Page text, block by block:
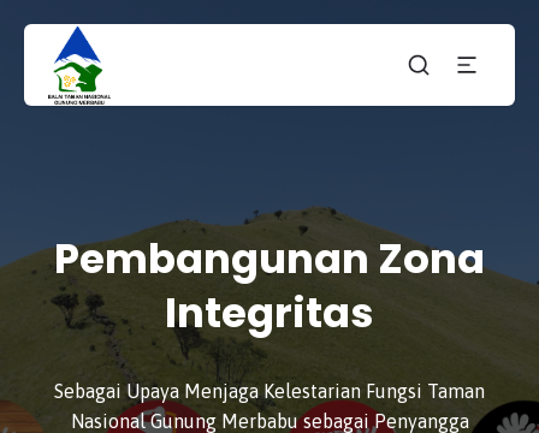
Taman
Nasiona
Gunung
Merbabu
tnmerbabu,
tngunungmerbabu,
tamannasional,
gunungmerbabu,
Pembangunan Zona
Integritas
Sebagai Upaya Menjaga Kelestarian Fungsi Taman
Nasional Gunung Merbabu sebagai Penyangga